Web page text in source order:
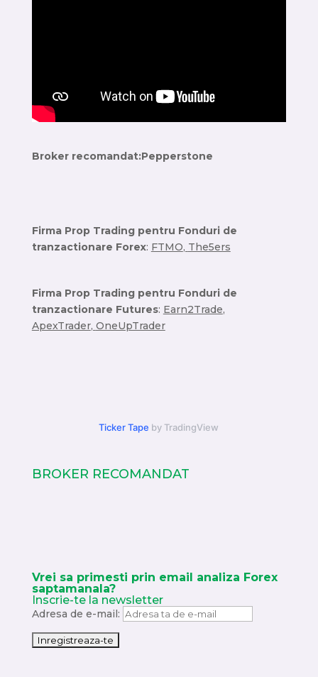
Broker recomandat:Pepperstone
Firma Prop Trading pentru Fonduri de
tranzactionare Forex: FTMO, The5ers
Firma Prop Trading pentru Fonduri de
tranzactionare Futures: Earn2Trade,
ApexTrader, OneUpTrader
Ticker Tape by TradingView
BROKER RECOMANDAT
Vrei sa primesti prin email analiza Forex
saptamanala?
Inscrie-te la newsletter
Adresa de e-mail: